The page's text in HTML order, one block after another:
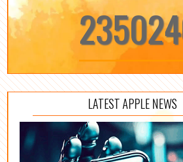
LATEST APPLE NEWS